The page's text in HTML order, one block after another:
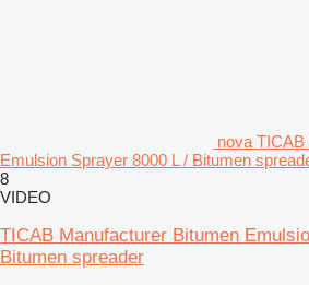
nova
Emulsion Sprayer 8000 L / Bitumen
8
VIDEO
TICAB Manufacturer Bitumen
Bitumen spreader